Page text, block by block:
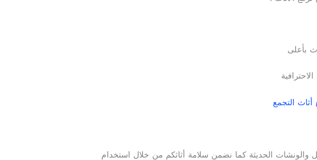
بأعلى
التجمع
والونشات الحديثة كما نضمن سلامة أثاثكم من خلال استخدام